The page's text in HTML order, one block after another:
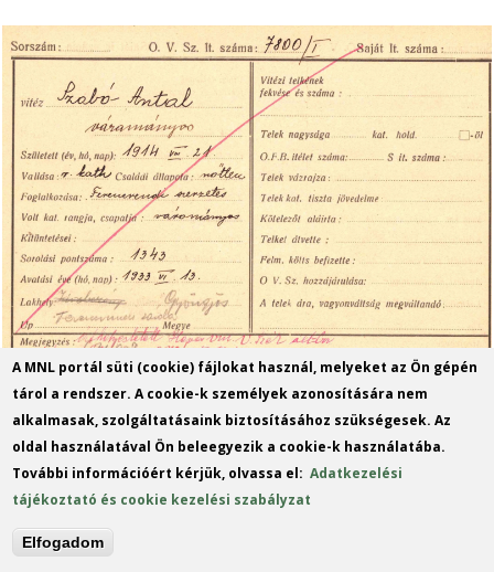
A MNL portál süti (cookie) fájlokat használ, melyeket az Ön gépén
tárol a rendszer. A cookie-k személyek azonosítására nem
alkalmasak, szolgáltatásaink biztosításához szükségesek. Az
oldal használatával Ön beleegyezik a cookie-k használatába.
További információért kérjük, olvassa el:Adatkezelési
tájékoztató és cookie kezelési szabályzat
Elfogadom